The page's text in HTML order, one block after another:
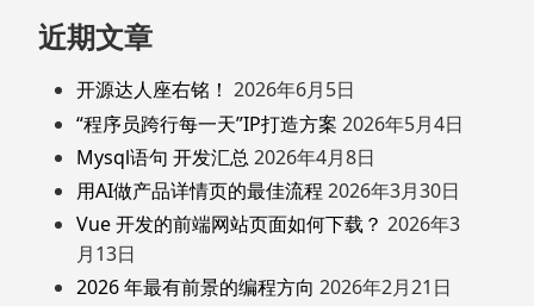
近期文章
开源达人座右铭！ 2026年6月5日
“程序员跨行每一天”IP打造方案 2026年5月4日
Mysql语句 开发汇总 2026年4月8日
用AI做产品详情页的最佳流程 2026年3月30日
Vue 开发的前端网站页面如何下载？ 2026年3
月13日
2026 年最有前景的编程方向 2026年2月21日